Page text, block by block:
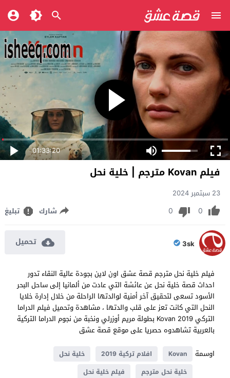
01:33:20
فيلم Kovan مترجم | خلية نحل
23 سبتمبر 2024
0
0 شارك تبليغ
3sk تحميل
فيلم خلية نحل مترجم قصة عشق اون لاين بجودة عالية النقاء تدور
احداث قصة خلية نحل عن عائشة التي عادت من ألمانيا إلى ساحل البحر
الأسود تسعى لتحقيق آخر أمنية لوالدتها الراحلة من خلال إدارة خلايا
النحل التي كانت تعز على قلب والدتها ، مشاهدة وتحميل فيلم الدراما
التركي Kovan 2019 بطولة مريم أوزرلي ونخبة من نجوم الدراما التركية
بالعربية تشاهدوه حصريا على موقع قصة عشق
اوسمة
Kovan افلام تركية 2019
خلية نحل
خلية نحل مترجم
فيلم خلية نحل